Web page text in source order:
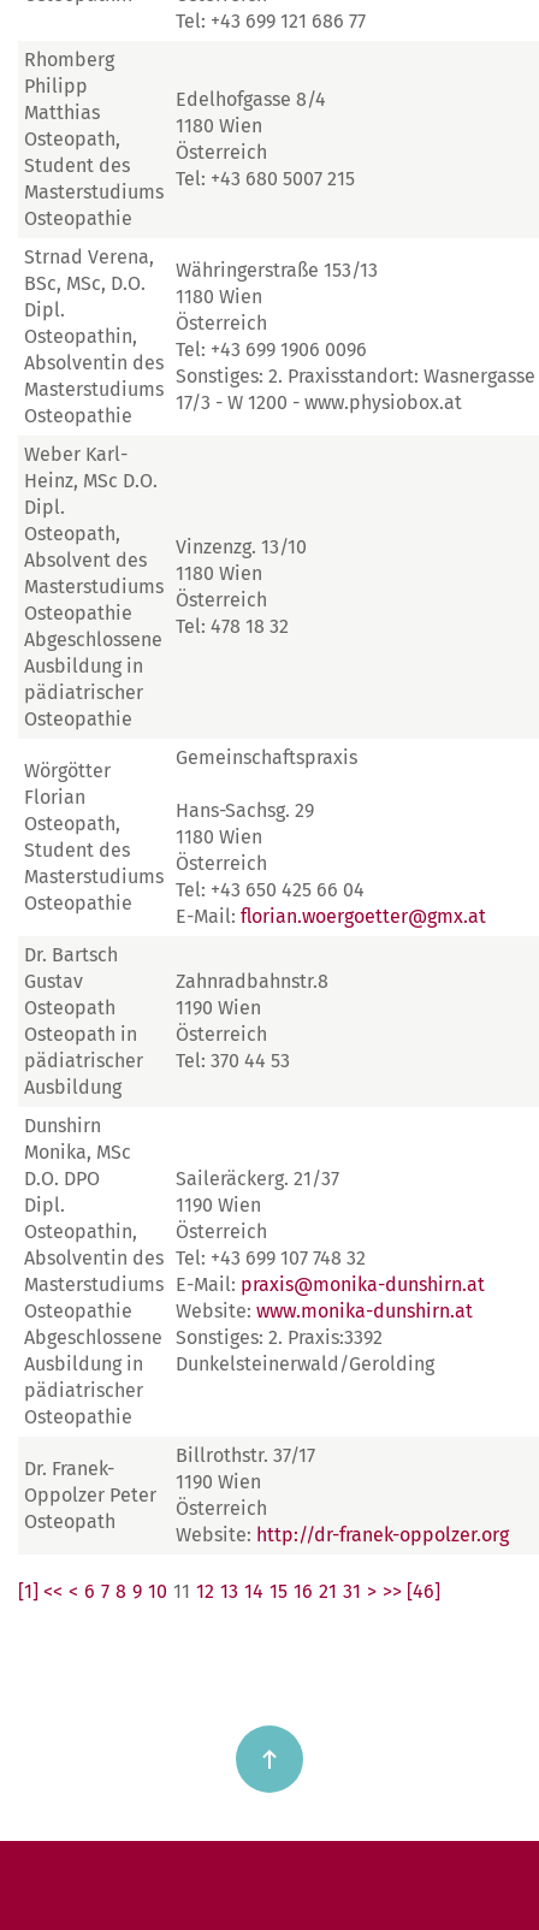
Tel: +43 699 121 686 77
Rhomberg
Philipp
Matthias
Osteopath,
Student des
Masterstudiums
Osteopathie
Edelhofgasse 8/4
1180 Wien
Österreich
Tel: +43 680 5007 215
Strnad Verena,
BSc, MSc, D.O.
Dipl.
Osteopathin,
Absolventin des
Masterstudiums
Osteopathie
Währingerstraße 153/13
1180 Wien
Österreich
Tel: +43 699 1906 0096
Sonstiges: 2. Praxisstandort: Wasnergasse
17/3 - W 1200 - www.physiobox.at
Weber Karl-
Heinz, MSc D.O.
Dipl.
Osteopath,
Absolvent des
Masterstudiums
Osteopathie
Abgeschlossene
Ausbildung in
pädiatrischer
Osteopathie
Vinzenzg. 13/10
1180 Wien
Österreich
Tel: 478 18 32
Wörgötter
Florian
Osteopath,
Student des
Masterstudiums
Osteopathie
Gemeinschaftspraxis
Hans-Sachsg. 29
1180 Wien
Österreich
Tel: +43 650 425 66 04
E-Mail: florian.woergoetter@gmx.at
Dr. Bartsch
Gustav
Osteopath
Osteopath in
pädiatrischer
Ausbildung
Zahnradbahnstr.8
1190 Wien
Österreich
Tel: 370 44 53
Dunshirn
Monika, MSc
D.O. DPO
Dipl.
Osteopathin,
Absolventin des
Masterstudiums
Osteopathie
Abgeschlossene
Ausbildung in
pädiatrischer
Osteopathie
Saileräckerg. 21/37
1190 Wien
Österreich
Tel: +43 699 107 748 32
E-Mail: praxis@monika-dunshirn.at
Website: www.monika-dunshirn.at
Sonstiges: 2. Praxis:3392
Dunkelsteinerwald/Gerolding
Dr. Franek-
Oppolzer Peter
Osteopath
Billrothstr. 37/17
1190 Wien
Österreich
Website: http://dr-franek-oppolzer.org
[1] << < 6 7 8 9 10 11 12 13 14 15 16 21 31 > >> [46]